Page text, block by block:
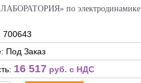
по электродинамике
700643
Под Заказ
16 517 руб. c НДС